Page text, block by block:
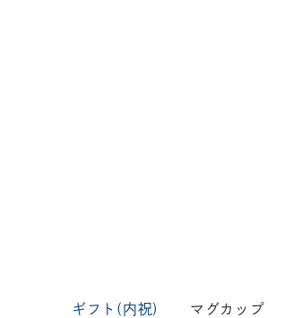
ギフト(内祝) マグカップ